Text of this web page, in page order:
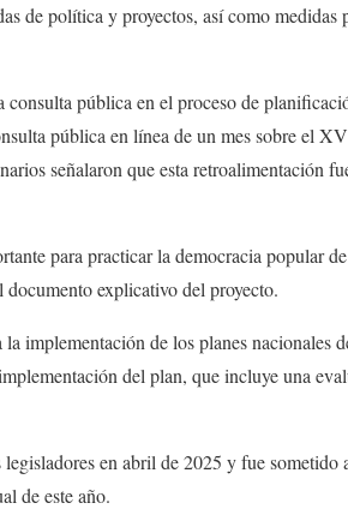
de política y proyectos, así como medidas
pública en el proceso de
pública en línea de un mes sobre el
señalaron que esta retroalimentación
para practicar la democracia popular
explicativo del proyecto.
implementación de los planes nacionales
del plan, que incluye una
en abril de 2025 y fue sometido
de este año.